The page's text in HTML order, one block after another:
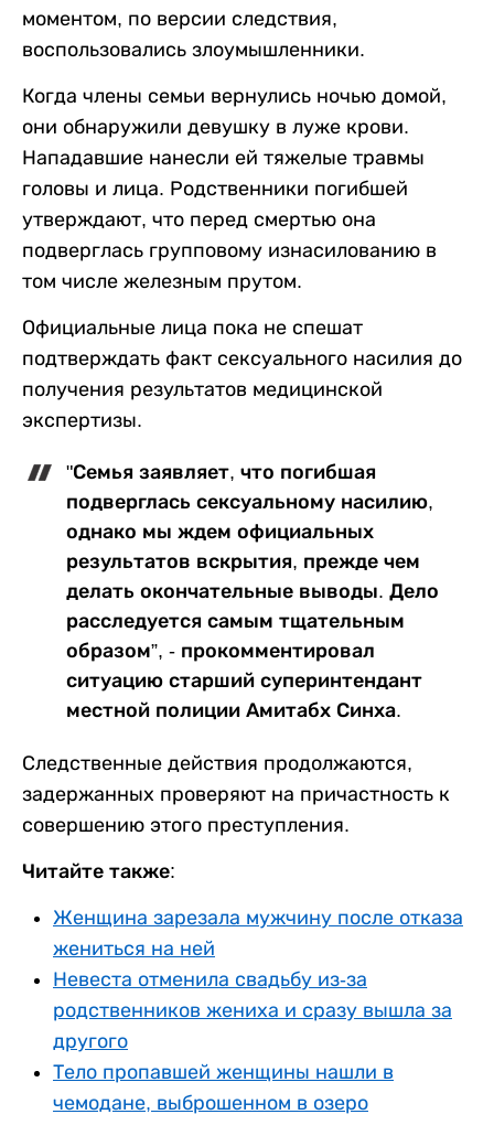
моментом, по версии следствия,
воспользовались злоумышленники.
Когда члены семьи вернулись ночью домой,
они обнаружили девушку в луже крови.
Нападавшие нанесли ей тяжелые травмы
головы и лица. Родственники погибшей
утверждают, что перед смертью она
подверглась групповому изнасилованию в
том числе железным прутом.
Официальные лица пока не спешат
подтверждать факт сексуального насилия до
получения результатов медицинской
экспертизы.
"Семья заявляет, что погибшая
подверглась сексуальному насилию,
однако мы ждем официальных
результатов вскрытия, прежде чем
делать окончательные выводы. Дело
расследуется самым тщательным
образом”, - прокомментировал
ситуацию старший суперинтендант
местной полиции Амитабх Синха.
Следственные действия продолжаются,
задержанных проверяют на причастность к
совершению этого преступления.
Читайте также:
Женщина зарезала мужчину после отказа
жениться на ней
Невеста отменила свадьбу из-за
родственников жениха и сразу вышла за
другого
Тело пропавшей женщины нашли в
чемодане, выброшенном в озеро